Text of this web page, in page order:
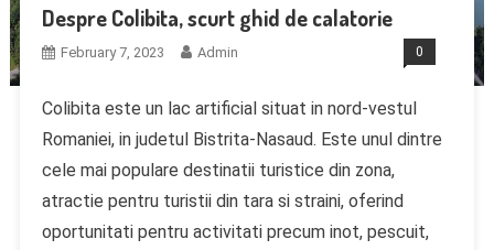
Despre Colibita, scurt ghid de calatorie
February 7, 2023 Admin 0
Colibita este un lac artificial situat in nord-vestul
Romaniei, in judetul Bistrita-Nasaud. Este unul dintre
cele mai populare destinatii turistice din zona,
atractie pentru turistii din tara si straini, oferind
oportunitati pentru activitati precum inot, pescuit,